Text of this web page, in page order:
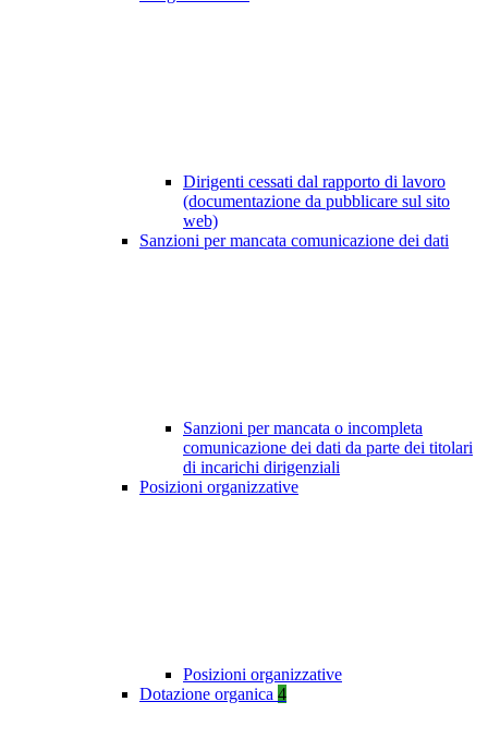
Dirigenti cessati dal rapporto di lavoro
(documentazione da pubblicare sul sito
web)
Sanzioni per mancata comunicazione dei dati
Sanzioni per mancata o incompleta
comunicazione dei dati da parte dei titolari
di incarichi dirigenziali
Posizioni organizzative
Posizioni organizzative
Dotazione organica 4